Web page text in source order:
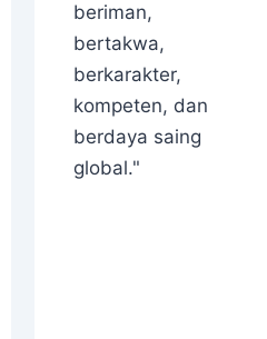
beriman,
bertakwa,
berkarakter,
kompeten, dan
berdaya saing
global."